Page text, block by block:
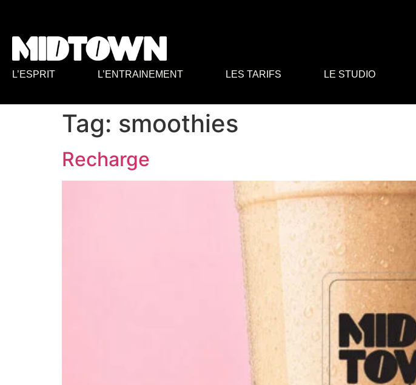
L’ESPRIT L’ENTRAINEMENT LES TARIFS LE STUDIO
Tag: smoothies
Recharge